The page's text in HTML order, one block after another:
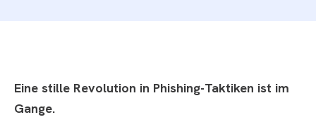
Eine stille Revolution in Phishing-Taktiken ist im
Gange.